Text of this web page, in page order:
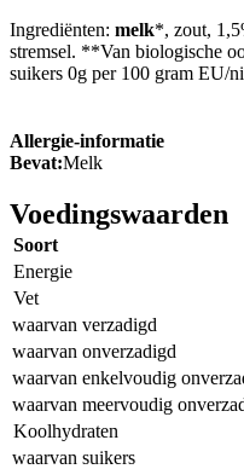
Ingrediënten: melk*, zout,
stremsel. **Van biologische
suikers 0g per 100 gram EU/
Allergie-informatie
Bevat:Melk
Voedingswaarden
Soort
Energie
Vet
waarvan verzadigd
waarvan onverzadigd
waarvan enkelvoudig
waarvan meervoudig
Koolhydraten
waarvan suikers